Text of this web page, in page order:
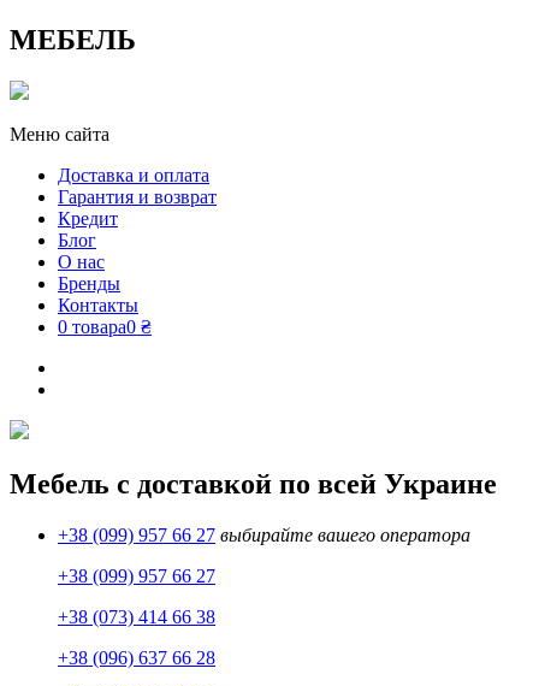
МЕБЕЛЬ
Меню сайта
Доставка и оплата
Гарантия и возврат
Кредит
Блог
О нас
Бренды
Контакты
0 товара0 ₴
Мебель с доставкой по всей Украине
+38 (099) 957 66 27 выбирайте вашего оператора
+38 (099) 957 66 27
+38 (073) 414 66 38
+38 (096) 637 66 28